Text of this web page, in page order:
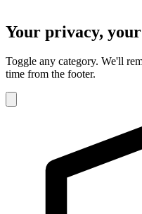
Your privacy,
Toggle any category. We'll
time from the footer.